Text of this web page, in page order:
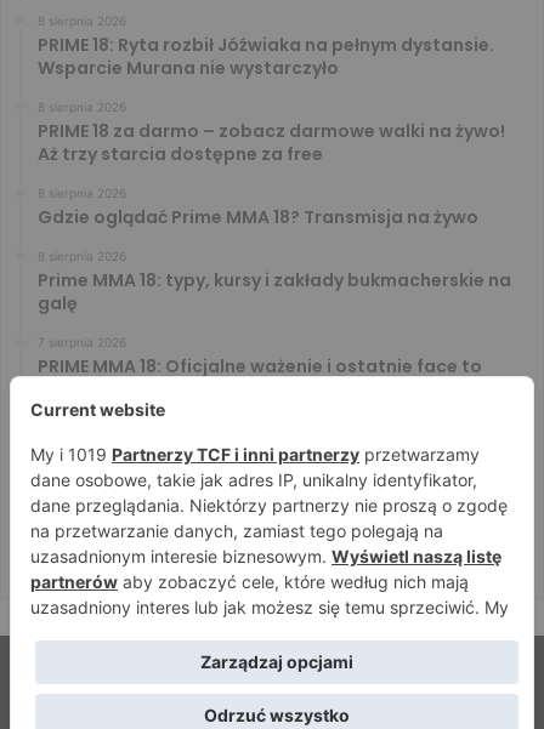
8 sierpnia 2026
PRIME 18: Ryta rozbił Jóźwiaka na pełnym dystansie.
Wsparcie Murana nie wystarczyło
8 sierpnia 2026
PRIME 18 za darmo – zobacz darmowe walki na żywo!
Aż trzy starcia dostępne za free
8 sierpnia 2026
Gdzie oglądać Prime MMA 18? Transmisja na żywo
8 sierpnia 2026
Prime MMA 18: typy, kursy i zakłady bukmacherskie na
galę
7 sierpnia 2026
PRIME MMA 18: Oficjalne ważenie i ostatnie face to
Błachowicz nie zamierza odpuszczać. Odpowiedział
na słowa Whittakera!
7 sierpnia 2026
Menedżer Gaethje zdradził plany mistrza UFC: Gdyby
zakończył karierę dzisiaj, byłbym…
© Strefamma.pl 2026, Wszelkie prawa zastrzeżone |
Home
Redakcja Kontakt